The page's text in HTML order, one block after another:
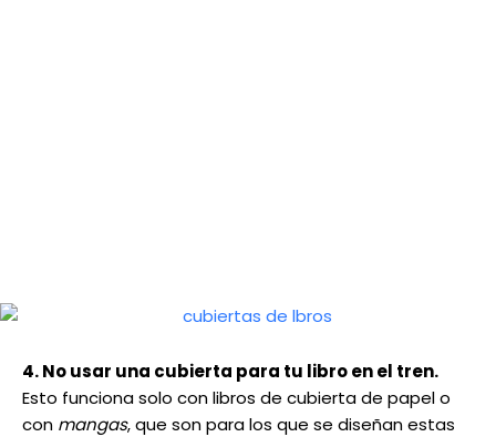
4. No usar una cubierta para tu libro en el tren.
Esto funciona solo con libros de cubierta de papel o
con mangas, que son para los que se diseñan estas